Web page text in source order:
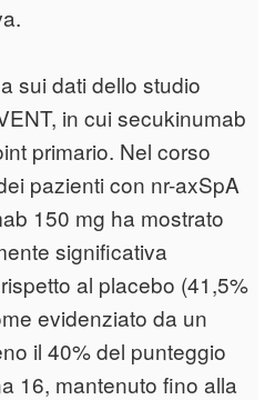
sui dati dello studio
in cui secukinumab
primario. Nel corso
pazienti con nr-axSpA
150 mg ha mostrato
significativa
al placebo (41,5%
evidenziato da un
il 40% del punteggio
16, mantenuto fino alla